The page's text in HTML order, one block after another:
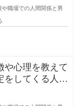
職場での人間関係と男
や心理を教えて
をしてくる人っ